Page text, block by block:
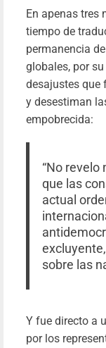
En apenas tres
tiempo de
permanencia
globales, por
desajustes que
y desestiman
empobrecida:
“No revelo
que las
actual
sobre las
Y fue directo a
por los